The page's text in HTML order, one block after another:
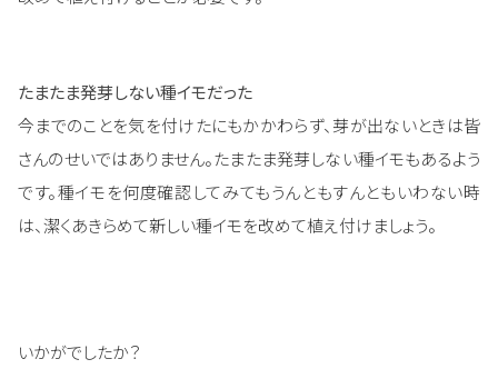
たまたま発芽しない種イモだった
今までのことを気を付けたにもかかわらず、芽が出ないときは皆
さんのせいではありません。たまたま発芽しない種イモもあるよう
です。種イモを何度確認してみてもうんともすんともいわない時
は、潔くあきらめて新しい種イモを改めて植え付けましょう。
いかがでしたか？